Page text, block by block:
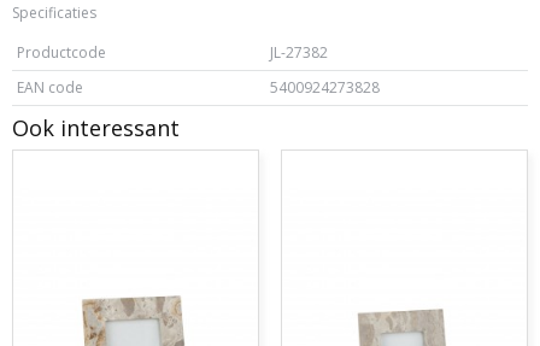
Specificaties
Productcode
JL-27382
EAN code
5400924273828
Ook interessant